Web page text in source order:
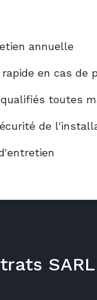
annuelle
en cas de
toutes
de
SARL